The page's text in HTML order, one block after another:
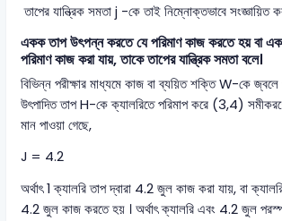
তাপের যান্ত্রিক সমতা j -কে তাই নিম্নোক্তভাবে সংজ্ঞায়িত
একক তাপ উৎপন্ন করতে যে পরিমাণ কাজ করতে হয় বা
পরিমাণ কাজ করা যায়, তাকে তাপের যান্ত্রিক সমতা বলে।
বিভিন্ন পরীক্ষার মাধ্যমে কাজ বা ব্যয়িত শক্তি W-কে জ্বলে
উৎপাদিত তাপ H-কে ক্যালরিতে পরিমাপ করে (3,4)
মান পাওয়া গেছে,
J = 4.2
অর্থাৎ 1 ক্যালরি তাপ দ্বারা 4.2 জুল কাজ করা যায়, বা
4.2 জুল কাজ করতে হয় । অর্থাৎ ক্যালরি এবং 4.2 জুল